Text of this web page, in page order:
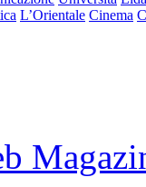
L’Orientale Cinema